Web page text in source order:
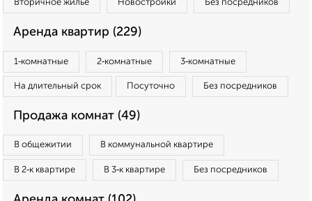
Вторичное жилье Новостройки Без посредников
Аренда квартир (229)
1‑комнатные 2‑комнатные 3‑комнатные
На длительный срок Посуточно Без посредников
Продажа комнат (49)
В общежитии В коммунальной квартире
В 2‑к квартире В 3‑к квартире Без посредников